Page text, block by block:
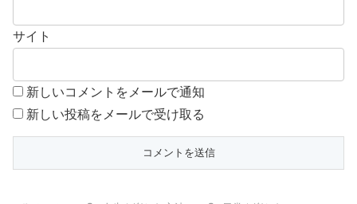
サイト
新しいコメントをメールで通知
新しい投稿をメールで受け取る